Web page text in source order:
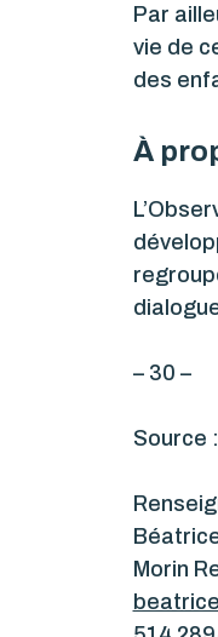
Par
vie de
des
À
– 30 –
Source
Morin